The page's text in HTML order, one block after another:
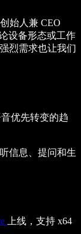
始人兼 CEO
设备形态或工作
烈需求也让我们
优先转变的趋
信息、提问和生
上线，支持 x64